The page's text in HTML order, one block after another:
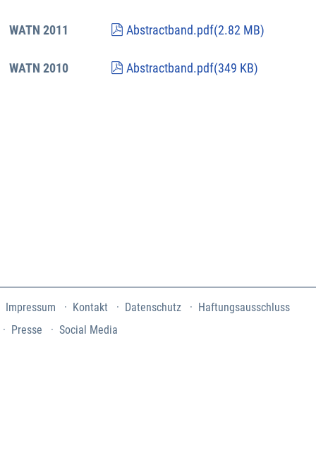
WATN 2011 pdf
Abstractband.pdf(2.82 MB)
WATN 2010 pdf
Abstractband.pdf(349 KB)
Impressum Kontakt Datenschutz
Haftungsausschluss
Presse
Social Media